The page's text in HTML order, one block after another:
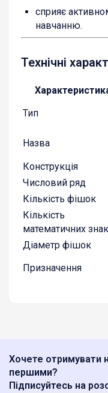
сприяє
навчанню.
Технічні
Тип
Назва
Конструкція
Числовий ряд
Кількість фішок
Кількість
математичних
Діаметр фішок
Призначення
Хочете отримувати
першими?
Підписуйтесь на